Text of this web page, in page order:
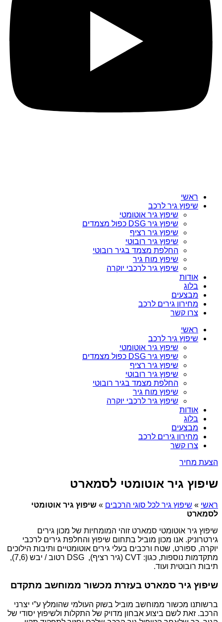
ראשי
שיפוץ גיר לרכב
שיפוץ גיר אוטומטי
שיפוץ גיר DSG כפול מצמדים
שיפוץ גיר רציף
שיפוץ גיר רובוטי
החלפת מצמד בגיר רובוטי
שיפוץ מוח גיר
שיפוץ גיר לרכבי יוקרה
אודות
בלוג
מבצעים
מחירון גירים לרכב
צרו קשר
ראשי
שיפוץ גיר לרכב
שיפוץ גיר אוטומטי
שיפוץ גיר DSG כפול מצמדים
שיפוץ גיר רציף
שיפוץ גיר רובוטי
החלפת מצמד בגיר רובוטי
שיפוץ מוח גיר
שיפוץ גיר לרכבי יוקרה
אודות
בלוג
מבצעים
מחירון גירים לרכב
צרו קשר
הצעת מחיר
שיפוץ גיר אוטומטי לסמארט
ראשי » שיפוץ גיר לכל סוגי הרכבים » שיפוץ גיר אוטומטי
לסמארט
שיפוץ גיר אוטומטי סמארט זוהי המומחיות של מכון גירים
גירטרוניק. אנו מכון מוביל בתחום שיפוץ והחלפת גירים לרכבי
יוקרה, ספורט, שטח ורכבים בעלי גירים אוטומטיים ותיבות הילוכים
מתקדמות נוספות, כגון: CVT (גיר רציף), DSG רטוב / יבש (7,6),
תיבות רובוטית ועוד.
שיפוץ גיר סמארט בעזרת מכשור ממוחשב מתקדם
ברשותנו מכשור ממוחשב מוביל בשוק העולמי שהומלץ ע”י יצרני
הרכב. זאת לשם ביצוע אבחון מדויק של התקלות ולשיפוץ יסודי של